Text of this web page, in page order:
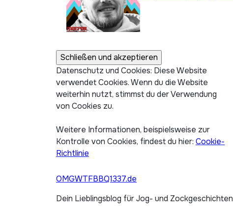
Datenschutz und Cookies: Diese Website
verwendet Cookies. Wenn du die Website
weiterhin nutzt, stimmst du der Verwendung
von Cookies zu.
Weitere Informationen, beispielsweise zur
Kontrolle von Cookies, findest du hier: Cookie-
Richtlinie
OMGWTFBBQ1337.de
Dein Lieblingsblog für Jog- und Zockgeschichten